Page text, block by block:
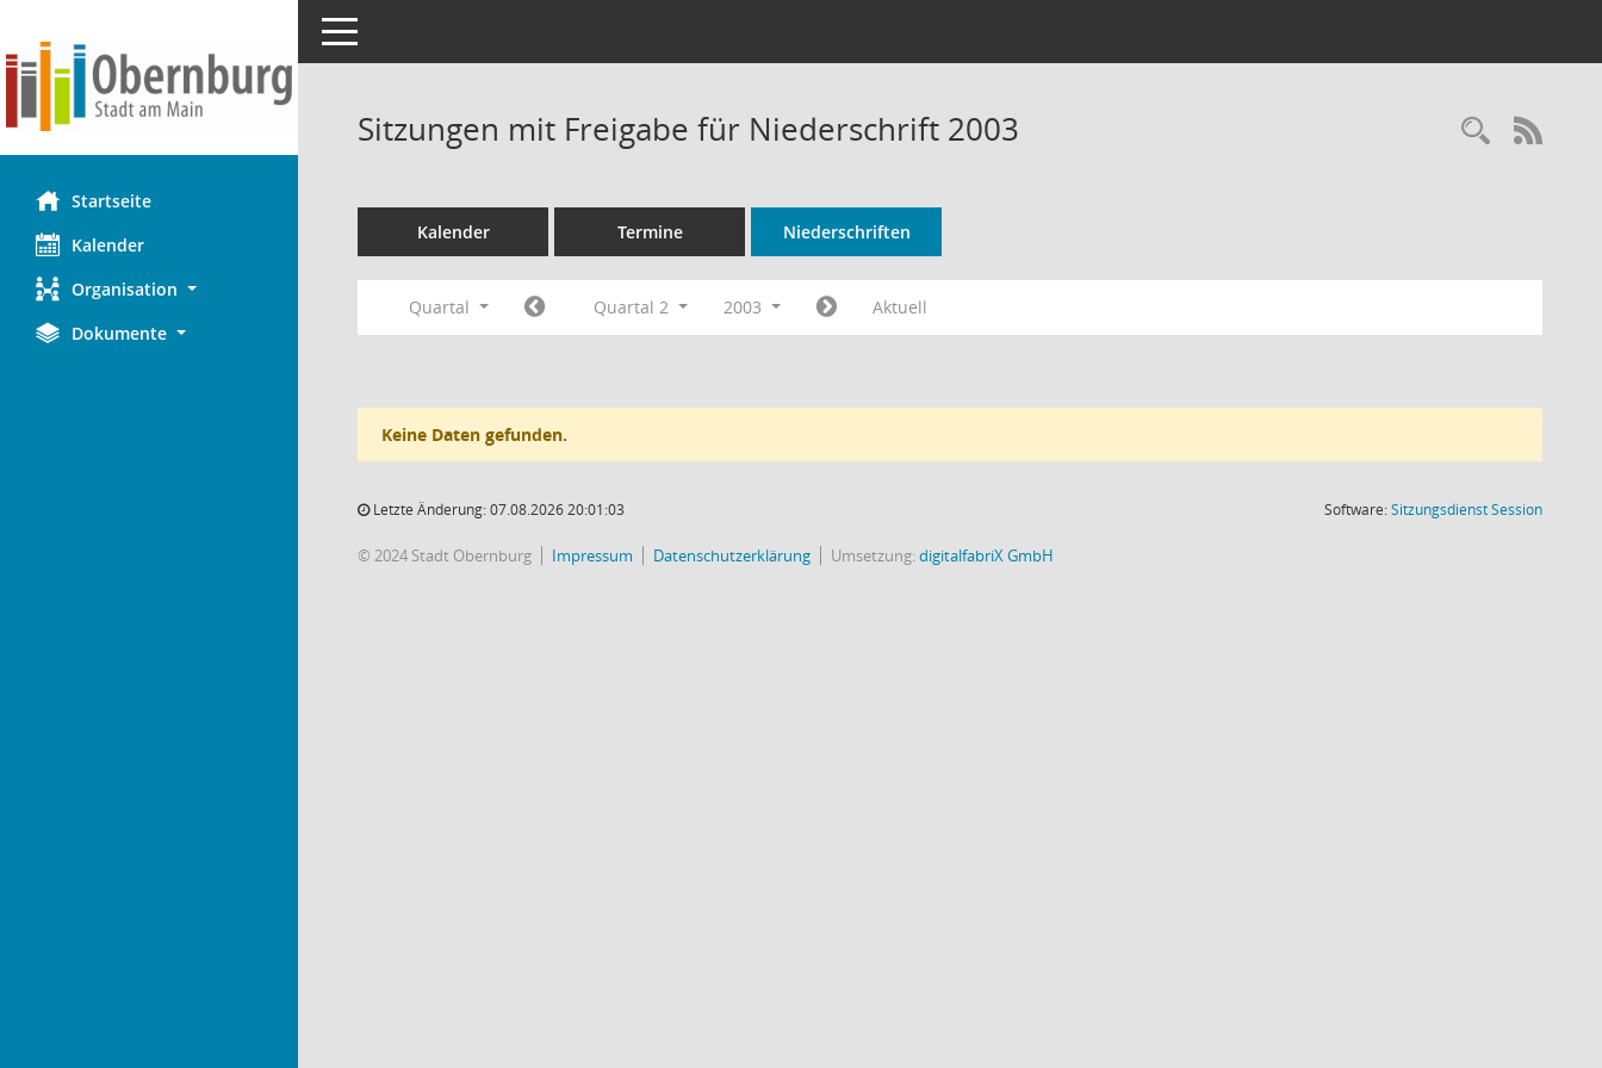
Startseite
Kalender
Organisation
Dokumente
Toggle navigation
Sitzungen mit Freigabe für Niederschrift 2003
Kalender Termine Niederschriften
Quartal Quartal 2 2003 Aktuell
Keine Daten gefunden.
Letzte Änderung: 07.08.2026 20:01:03 Software:SitzungsdienstSession(Wird in
© 2024 Stadt Obernburg Impressum Datenschutzerklärung Umsetzung:digitalfabriX GmbH